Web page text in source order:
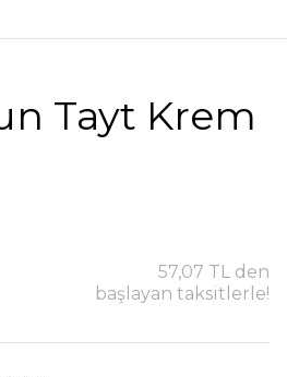
Tayt Krem
57,07 TL den
başlayan taksitlerle!